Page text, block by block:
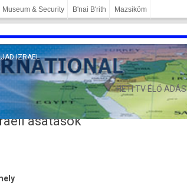
Museum & Security B'nai B'rith Mazsiköm
IZRAEL
HETI TV ÉLŐ ADÁS
ásatások